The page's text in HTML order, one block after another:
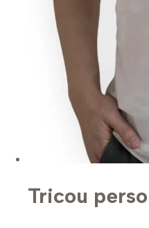
Tricou